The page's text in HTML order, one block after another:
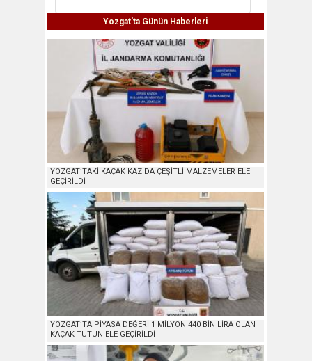
Yozgat'ta Günün Haberleri
YOZGAT’TAKİ KAÇAK KAZIDA ÇEŞİTLİ MALZEMELER ELE
GEÇİRİLDİ
YOZGAT’TA PİYASA DEĞERİ 1 MİLYON 440 BİN LİRA OLAN
KAÇAK TÜTÜN ELE GEÇİRİLDİ